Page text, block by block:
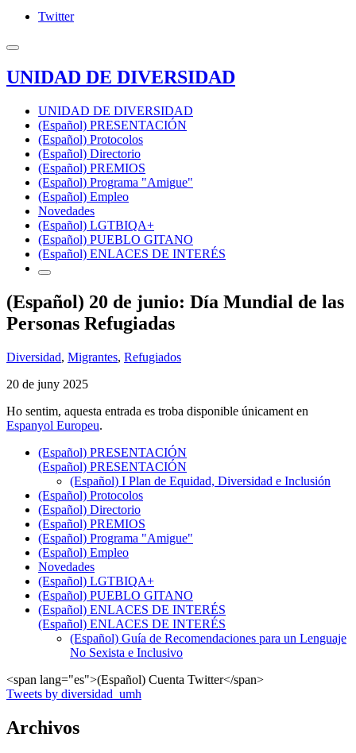
Twitter
UNIDAD DE DIVERSIDAD
UNIDAD DE DIVERSIDAD
(Español) PRESENTACIÓN
(Español) Protocolos
(Español) Directorio
(Español) PREMIOS
(Español) Programa "Amigue"
(Español) Empleo
Novedades
(Español) LGTBIQA+
(Español) PUEBLO GITANO
(Español) ENLACES DE INTERÉS
(Español) 20 de junio: Día Mundial de las
Personas Refugiadas
Diversidad, Migrantes, Refugiados
20 de juny 2025
Ho sentim, aquesta entrada es troba disponible únicament en
Espanyol Europeu.
(Español) PRESENTACIÓN
(Español) PRESENTACIÓN
(Español) I Plan de Equidad, Diversidad e Inclusión
(Español) Protocolos
(Español) Directorio
(Español) PREMIOS
(Español) Programa "Amigue"
(Español) Empleo
Novedades
(Español) LGTBIQA+
(Español) PUEBLO GITANO
(Español) ENLACES DE INTERÉS
(Español) ENLACES DE INTERÉS
(Español) Guía de Recomendaciones para un Lenguaje
No Sexista e Inclusivo
<span lang="es">(Español) Cuenta Twitter</span>
Tweets by diversidad_umh
Archivos